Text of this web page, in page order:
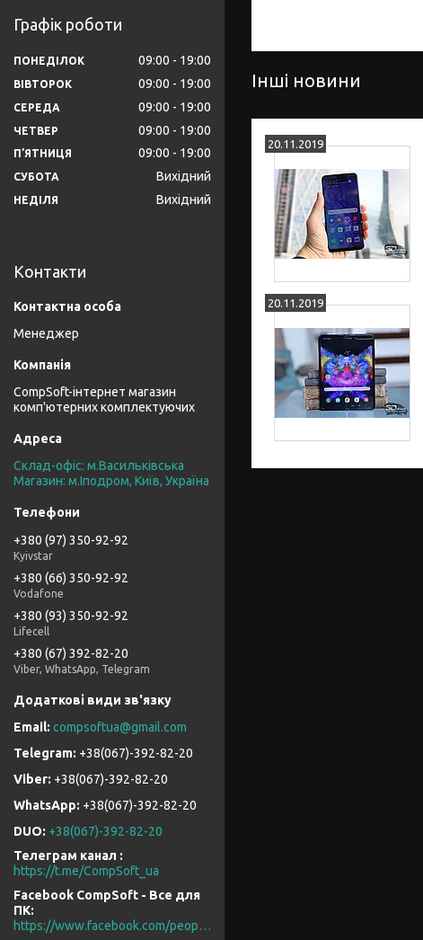
Інші новини
20.11.2019
20.11.2019
Графік роботи
ПОНЕДІЛОК 09:00 19:00
ВІВТОРОК 09:00 19:00
СЕРЕДА 09:00 19:00
ЧЕТВЕР 09:00 19:00
ПʼЯТНИЦЯ 09:00 19:00
СУБОТА Вихідний
НЕДІЛЯ Вихідний
Контакти
Менеджер
CompSoft-інтернет магазин
комп'ютерних комплектуючих
Склад-офіс: м.Васильківська
Магазин: м.Іподром, Київ, Україна
+380 (97) 350-92-92
Kyivstar
+380 (66) 350-92-92
Vodafone
+380 (93) 350-92-92
Lifecell
+380 (67) 392-82-20
Viber, WhatsApp, Telegram
compsoftua@gmail.com
+38(067)-392-82-20
+38(067)-392-82-20
+38(067)-392-82-20
DUO +38(067)-392-82-20
Телеграм канал
https://t.me/CompSoft_ua
Facebook CompSoft - Все для
ПК
https://www.facebook.com/people/CompSoft-Все-для-ПК/61573976796581/